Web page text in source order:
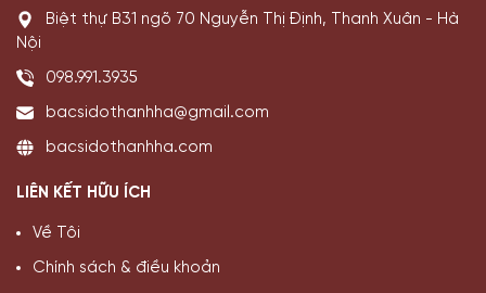
Biệt thự B31 ngõ 70 Nguyễn Thị Định, Thanh Xuân - Hà
Nội
098.991.3935
bacsidothanhha@gmail.com
bacsidothanhha.com
LIÊN KẾT HỮU ÍCH
Về Tôi
Chính sách & điều khoản